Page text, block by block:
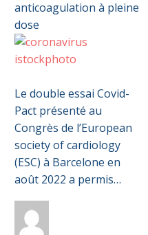
COVID
en
état
critique :
anticoagulation
à
dose
Le double essai Covid-
Pact présenté au
Congrès de l’European
society of cardiology
(ESC) à Barcelone en
août 2022 a permis…